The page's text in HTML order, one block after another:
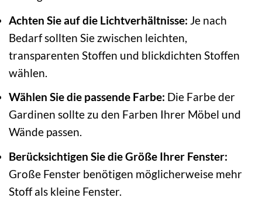
Achten Sie auf die Lichtverhältnisse: Je nach
Bedarf sollten Sie zwischen leichten,
transparenten Stoffen und blickdichten Stoffen
wählen.
Wählen Sie die passende Farbe: Die Farbe der
Gardinen sollte zu den Farben Ihrer Möbel und
Wände passen.
Berücksichtigen Sie die Größe Ihrer Fenster:
Große Fenster benötigen möglicherweise mehr
Stoff als kleine Fenster.